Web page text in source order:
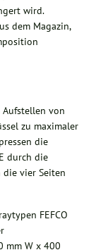
wird.
dem Magazin,
von
zu maximaler
die
durch die
vier Seiten
FEFCO
mm W x 400